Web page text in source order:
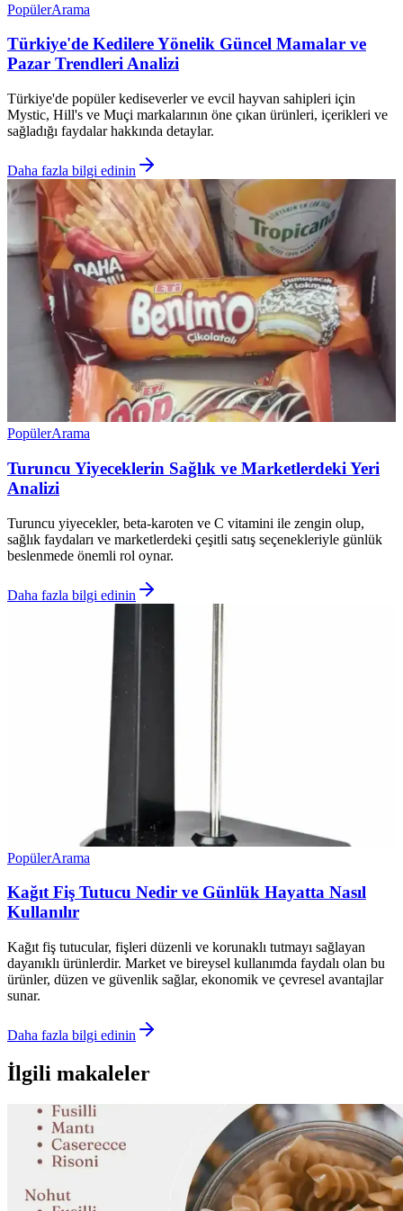
PopülerArama
Türkiye'de Kedilere Yönelik Güncel Mamalar ve
Pazar Trendleri Analizi
Türkiye'de popüler kediseverler ve evcil hayvan sahipleri için
Mystic, Hill's ve Muçi markalarının öne çıkan ürünleri, içerikleri ve
sağladığı faydalar hakkında detaylar.
Daha fazla bilgi edinin
PopülerArama
Turuncu Yiyeceklerin Sağlık ve Marketlerdeki Yeri
Analizi
Turuncu yiyecekler, beta-karoten ve C vitamini ile zengin olup,
sağlık faydaları ve marketlerdeki çeşitli satış seçenekleriyle günlük
beslenmede önemli rol oynar.
Daha fazla bilgi edinin
PopülerArama
Kağıt Fiş Tutucu Nedir ve Günlük Hayatta Nasıl
Kullanılır
Kağıt fiş tutucular, fişleri düzenli ve korunaklı tutmayı sağlayan
dayanıklı ürünlerdir. Market ve bireysel kullanımda faydalı olan bu
ürünler, düzen ve güvenlik sağlar, ekonomik ve çevresel avantajlar
sunar.
Daha fazla bilgi edinin
İlgili makaleler